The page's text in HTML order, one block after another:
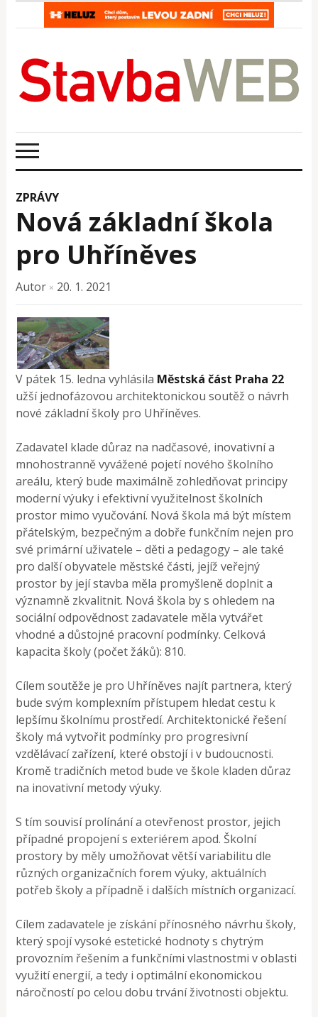
ZPRÁVY
Nová základní škola
pro Uhříněves
Autor × 20. 1. 2021
V pátek 15. ledna vyhlásila Městská část Praha 22
užší jednofázovou architektonickou soutěž o návrh
nové základní školy pro Uhříněves.
Zadavatel klade důraz na nadčasové, inovativní a
mnohostranně vyvážené pojetí nového školního
areálu, který bude maximálně zohledňovat principy
moderní výuky i efektivní využitelnost školních
prostor mimo vyučování. Nová škola má být místem
přátelským, bezpečným a dobře funkčním nejen pro
své primární uživatele – děti a pedagogy – ale také
pro další obyvatele městské části, jejíž veřejný
prostor by její stavba měla promyšleně doplnit a
významně zkvalitnit. Nová škola by s ohledem na
sociální odpovědnost zadavatele měla vytvářet
vhodné a důstojné pracovní podmínky. Celková
kapacita školy (počet žáků): 810.
Cílem soutěže je pro Uhříněves najít partnera, který
bude svým komplexním přístupem hledat cestu k
lepšímu školnímu prostředí. Architektonické řešení
školy má vytvořit podmínky pro progresivní
vzdělávací zařízení, které obstojí i v budoucnosti.
Kromě tradičních metod bude ve škole kladen důraz
na inovativní metody výuky.
S tím souvisí prolínání a otevřenost prostor, jejich
případné propojení s exteriérem apod. Školní
prostory by měly umožňovat větší variabilitu dle
různých organizačních forem výuky, aktuálních
potřeb školy a případně i dalších místních organizací.
Cílem zadavatele je získání přínosného návrhu školy,
který spojí vysoké estetické hodnoty s chytrým
provozním řešením a funkčními vlastnostmi v oblasti
využití energií, a tedy i optimální ekonomickou
náročností po celou dobu trvání životnosti objektu.